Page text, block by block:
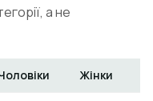
а не
Жінки